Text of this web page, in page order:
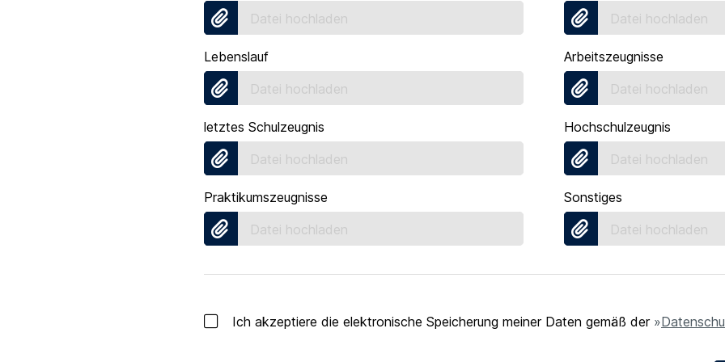
Datei hochladen
Datei hochladen
Lebenslauf
Datei hochladen
Arbeitszeugnisse
Datei hochladen
letztes Schulzeugnis
Datei hochladen
Hochschulzeugnis
Datei hochladen
Praktikumszeugnisse
Datei hochladen
Sonstiges
Datei hochladen
Ich akzeptiere die elektronische Speicherung meiner Daten gemäß der